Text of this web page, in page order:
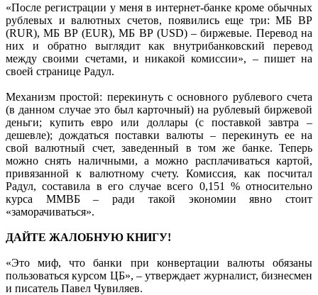
«После регистрации у меня в интернет-банке кроме обычных
рублевых и валютных счетов, появились еще три: МБ ВР
(RUR), МБ ВР (EUR), МБ ВР (USD) – биржевые. Перевод на
них и обратно выглядит как внутрибанковский перевод
между своими счетами, и никакой комиссии», – пишет на
своей странице Радул.
Механизм простой: перекинуть с основного рублевого счета
(в данном случае это был карточный) на рублевый биржевой
деньги; купить евро или доллары (с поставкой завтра –
дешевле); дождаться поставки валюты – перекинуть ее на
свой валютный счет, заведенный в том же банке. Теперь
можно снять наличными, а можно расплачиваться картой,
привязанной к валютному счету. Комиссия, как посчитал
Радул, составила в его случае всего 0,151 % относительно
курса ММВБ – ради такой экономии явно стоит
«заморачиваться».
ДАЙТЕ ЖАЛОБНУЮ КНИГУ!
«Это миф, что банки при конвертации валюты обязаны
пользоваться курсом ЦБ», – утверждает журналист, бизнесмен
и писатель Павел Чувиляев.